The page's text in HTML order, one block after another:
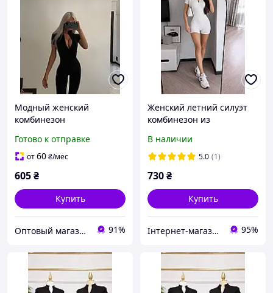
Модный женский
комбинезон
короткий рукав черного
цвета микродайвинг
Готово к отправке
от60₴/мес
605₴
Купить
Оптовый магазин "Lastyle" 91%
Женский летний силуэт
комбинезон из
молнии размеры XS-XL
В наличии
5.0 (1)
730₴
Купить
Інтернет-магазин одягу та взуття KedON 95%